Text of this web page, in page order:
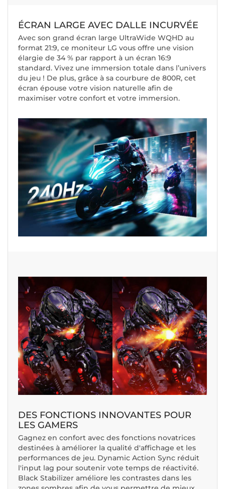
ÉCRAN LARGE AVEC DALLE INCURVÉE
Avec son grand écran large UltraWide WQHD au
format 21:9, ce moniteur LG vous offre une vision
élargie de 34 % par rapport à un écran 16:9
standard. Vivez une immersion totale dans l’univers
du jeu ! De plus, grâce à sa courbure de 800R, cet
écran épouse votre vision naturelle afin de
maximiser votre confort et votre immersion.
DES FONCTIONS INNOVANTES POUR
LES GAMERS
Gagnez en confort avec des fonctions novatrices
destinées à améliorer la qualité d'affichage et les
performances de jeu. Dynamic Action Sync réduit
l'input lag pour soutenir vote temps de réactivité.
Black Stabilizer améliore les contrastes dans les